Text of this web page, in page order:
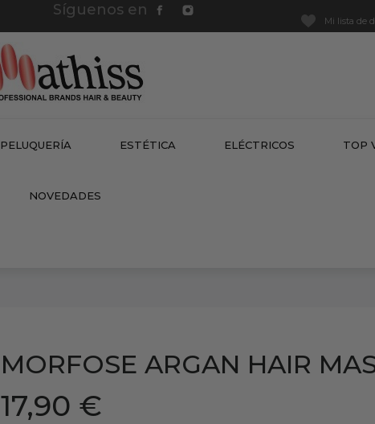
Síguenos en
Mi lista de
PELUQUERÍA ESTÉTICA ELÉCTRICOS TOP
NOVEDADES
MORFOSE ARGAN HAIR
17,90 €